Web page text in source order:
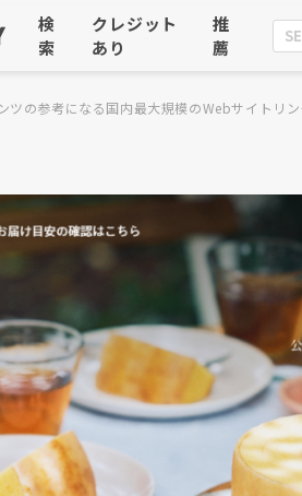
検
索
クレジット
あり
推
薦
ツの参考になる国内最大規模のWebサイトリ